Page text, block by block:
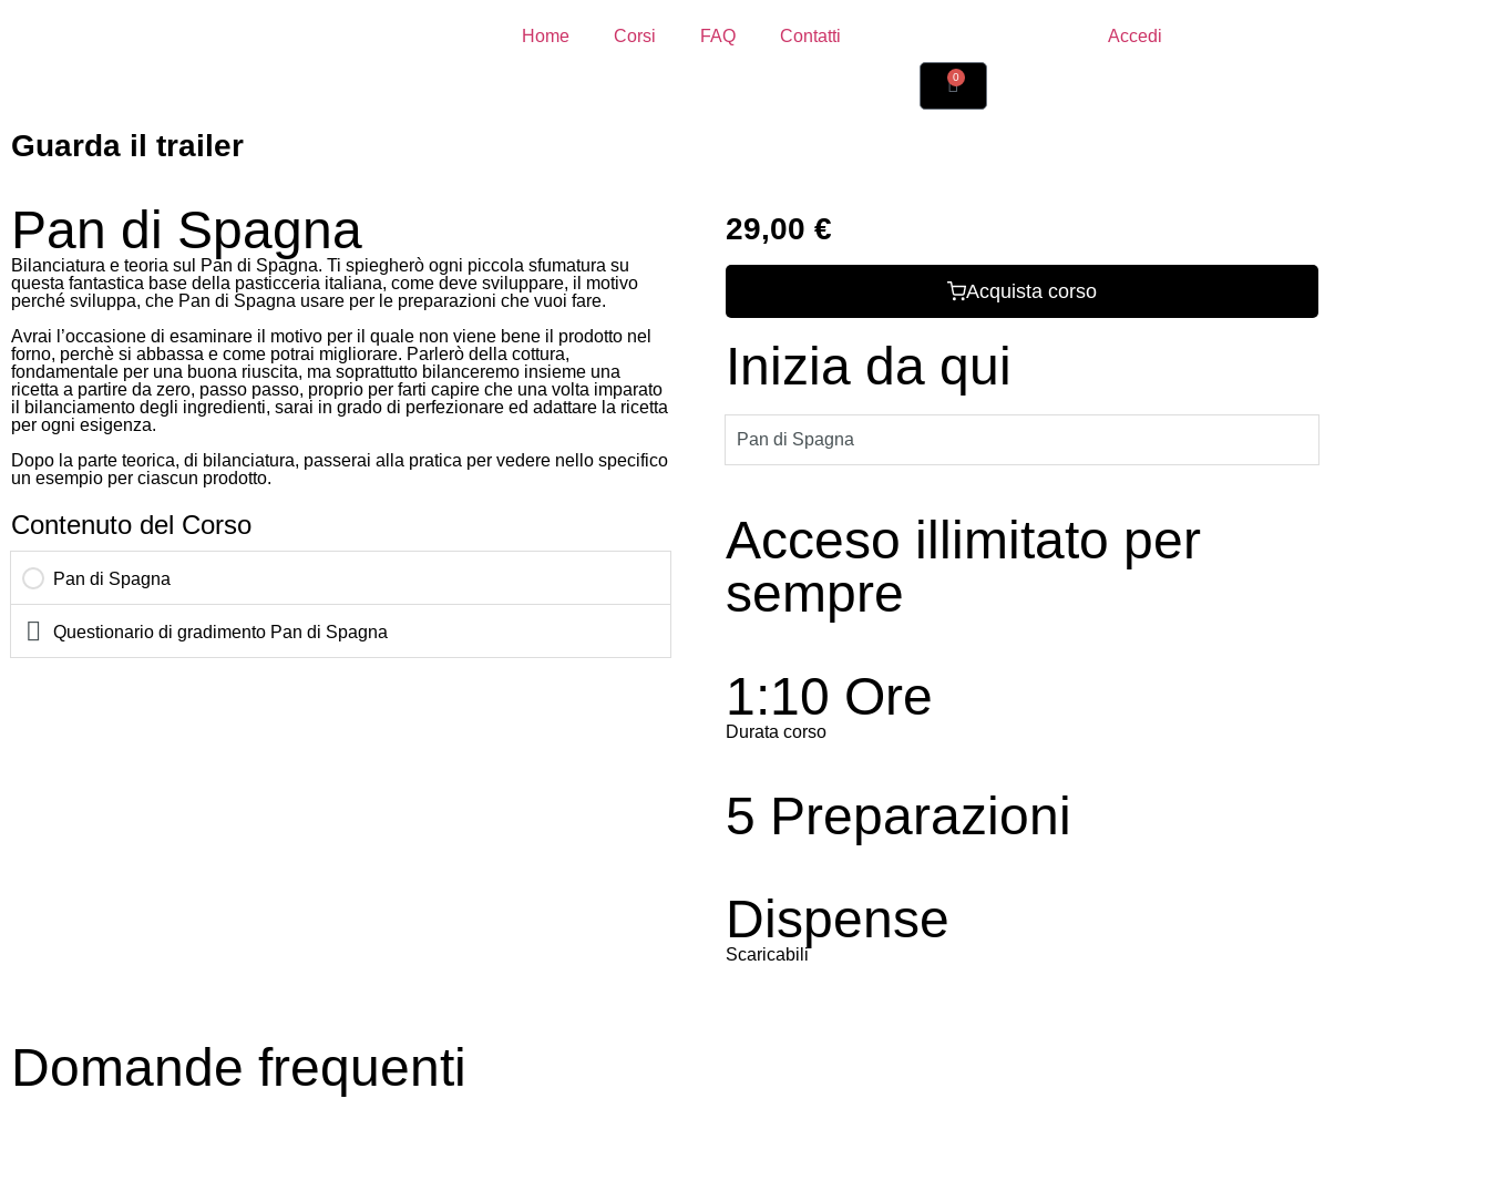
Home Corsi FAQ Contatti Accedi
0
Guarda il trailer
Pan di Spagna
Bilanciatura e teoria sul Pan di Spagna. Ti spiegherò ogni piccola sfumatura su
questa fantastica base della pasticceria italiana, come deve sviluppare, il motivo
perché sviluppa, che Pan di Spagna usare per le preparazioni che vuoi fare.
Avrai l’occasione di esaminare il motivo per il quale non viene bene il prodotto nel
forno, perchè si abbassa e come potrai migliorare. Parlerò della cottura,
fondamentale per una buona riuscita, ma soprattutto bilanceremo insieme una
ricetta a partire da zero, passo passo, proprio per farti capire che una volta imparato
il bilanciamento degli ingredienti, sarai in grado di perfezionare ed adattare la ricetta
per ogni esigenza.
Dopo la parte teorica, di bilanciatura, passerai alla pratica per vedere nello specifico
un esempio per ciascun prodotto.
Contenuto del Corso
Pan di Spagna
Questionario di gradimento Pan di Spagna
29,00 €
Acquista corso
Inizia da qui
Pan di Spagna
Acceso illimitato per
sempre
1:10 Ore
Durata corso
5 Preparazioni
Dispense
Scaricabili
Domande frequenti